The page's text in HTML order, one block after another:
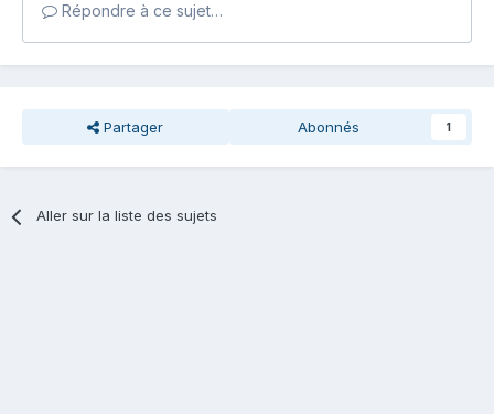
Répondre à ce sujet…
Partager Abonnés 1
Aller sur la liste des sujets